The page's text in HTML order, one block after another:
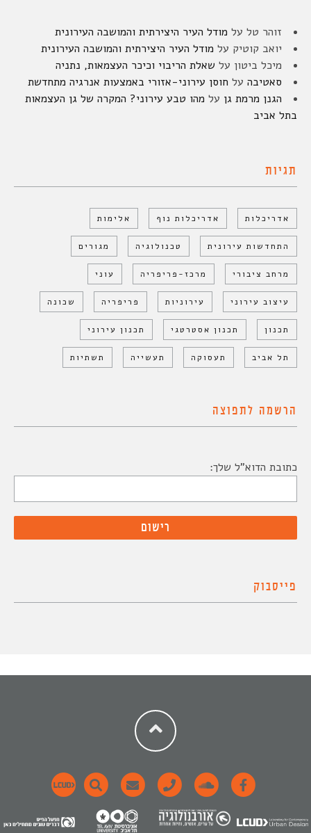
זוהר טל על מודל העיר היצירתית והמושבה העירונית
יואב קוטיק על מודל העיר היצירתית והמושבה העירונית
מיכל ביטון על שאלת הריבוי וכיכר העצמאות, נתניה
סאטיבה על חוסן עירוני-אזורי באמצעות אנרגיה מתחדשת
הגנן מרמת גן על מהו טבע עירוני? המקרה של גן העצמאות
בתל אביב
תגיות
אדריכלות אדריכלות נוף אלימות
התחדשות עירונית טכנולוגיה מגורים
מרחב ציבורי מרכז-פריפריה עוני
עיצוב עירוני עירוניות פריפריה שכונה
תכנון תכנון אסטרטגי תכנון עירוני
תל אביב תעסוקה תעשייה תשתיות
הרשמה לתפוצה
כתובת הדוא"ל שלך:
פייסבוק